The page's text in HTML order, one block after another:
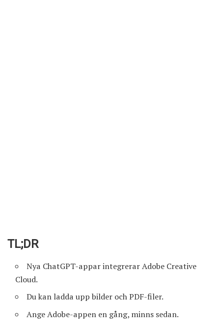
TL;DR
Nya ChatGPT-appar integrerar Adobe Creative
Cloud.
Du kan ladda upp bilder och PDF-filer.
Ange Adobe-appen en gång, minns sedan.